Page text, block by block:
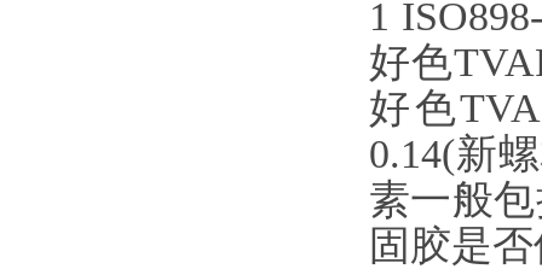
1 ISO898-
好色
好色
0.14(新
素一般包括
固胶是否使